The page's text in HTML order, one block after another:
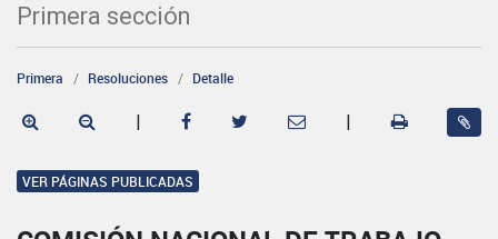
Primera sección
Primera Resoluciones Detalle
| |
VER PÁGINAS PUBLICADAS